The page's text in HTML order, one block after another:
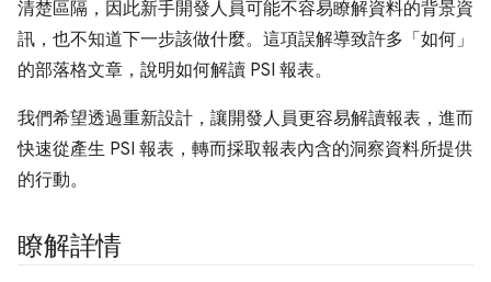
清楚區隔，因此新手開發人員可能不容易瞭解資料的背景資
訊，也不知道下一步該做什麼。這項誤解導致許多「如何」
的部落格文章，說明如何解讀 PSI 報表。
我們希望透過重新設計，讓開發人員更容易解讀報表，進而
快速從產生 PSI 報表，轉而採取報表內含的洞察資料所提供
的行動。
瞭解詳情